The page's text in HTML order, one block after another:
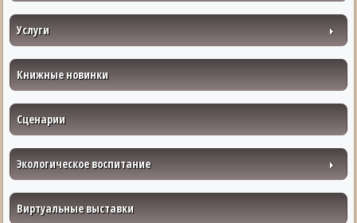
Услуги
Книжные новинки
Сценарии
Экологическое воспитание
Виртуальные выставки